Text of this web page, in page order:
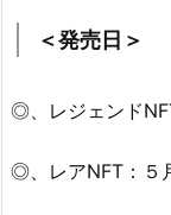
＜発売日＞
◎、レジェンド
◎、レアNFT：５